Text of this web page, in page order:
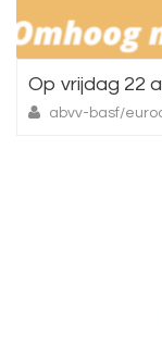
Op vrijdag 22
abvv-basf/